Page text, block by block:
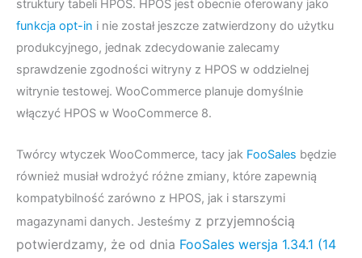
struktury tabeli HPOS. HPOS jest obecnie oferowany jako
funkcja opt-in i nie został jeszcze zatwierdzony do użytku
produkcyjnego, jednak zdecydowanie zalecamy
sprawdzenie zgodności witryny z HPOS w oddzielnej
witrynie testowej. WooCommerce planuje domyślnie
włączyć HPOS w WooCommerce 8.
Twórcy wtyczek WooCommerce, tacy jak FooSales będzie
również musiał wdrożyć różne zmiany, które zapewnią
kompatybilność zarówno z HPOS, jak i starszymi
magazynami danych. Jesteśmy z przyjemnością
potwierdzamy, że od dnia FooSales wersja 1.34.1 (14